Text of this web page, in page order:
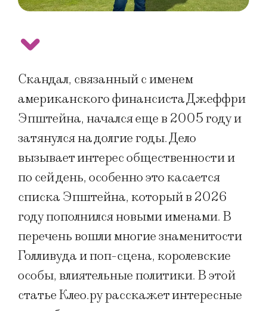
Скандал, связанный с именем
американского финансиста Джеффри
Эпштейна, начался еще в 2005 году и
затянулся на долгие годы. Дело
вызывает интерес общественности и
по сей день, особенно это касается
списка Эпштейна, который в 2026
году пополнился новыми именами. В
перечень вошли многие знаменитости
Голливуда и поп-сцена, королевские
особы, влиятельные политики. В этой
статье Клео.ру расскажет интересные